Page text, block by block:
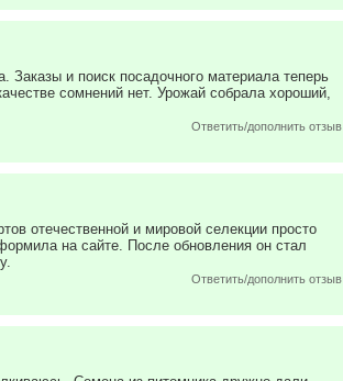
и поиск посадочного материала теперь
сомнений нет. Урожай собрала хороший,
Ответить/дополнить отзыв
отечественной и мировой селекции просто
на сайте. После обновления он стал
Ответить/дополнить отзыв